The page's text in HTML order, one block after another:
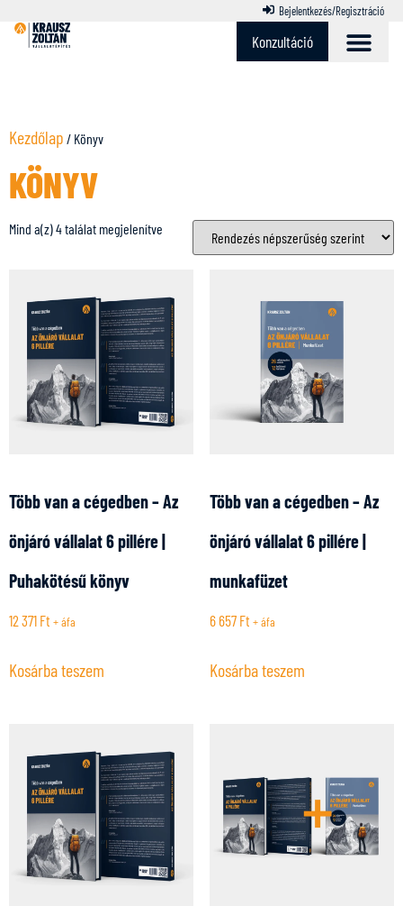
Bejelentkezés/Regisztráció
Konzultáció
Kezdőlap / Könyv
KÖNYV
Mind a(z) 4 találat megjelenítve
Több van a cégedben – Az
önjáró vállalat 6 pillére |
Puhakötésű könyv
12 371 Ft + áfa
Kosárba teszem
Több van a cégedben – Az
önjáró vállalat 6 pillére |
munkafüzet
6 657 Ft + áfa
Kosárba teszem